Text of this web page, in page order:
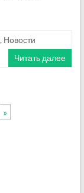
, Новости
Читать далее
»